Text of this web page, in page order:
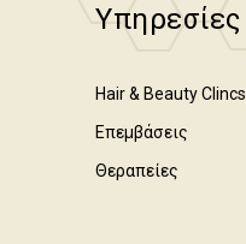
Υπηρεσίες
Hair & Beauty Clincs
Επεμβάσεις
Θεραπείες